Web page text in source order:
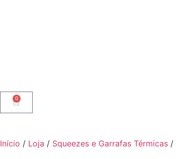
0
Início / Loja / Squeezes e Garrafas Térmicas /